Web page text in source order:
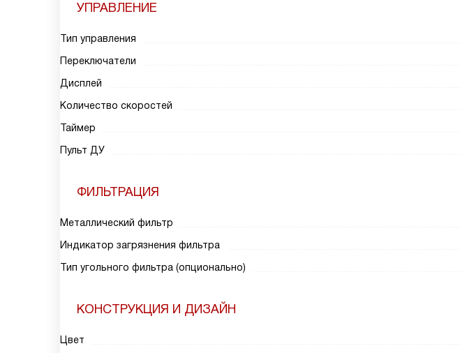
УПРАВЛЕНИЕ
Тип управления
Переключатели
Дисплей
Количество скоростей
Таймер
Пульт ДУ
ФИЛЬТРАЦИЯ
Металлический фильтр
Индикатор загрязнения фильтра
Тип угольного фильтра (опционально)
КОНСТРУКЦИЯ И ДИЗАЙН
Цвет